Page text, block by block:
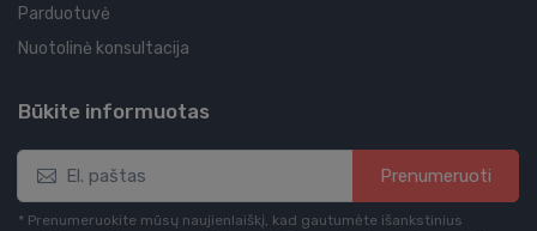
Parduotuvė
Nuotolinė konsultacija
Būkite informuotas
Prenumeruoti
* Prenumeruokite mūsų naujienlaiškį, kad gautumėte išankstinius